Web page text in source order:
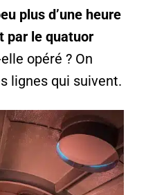
plus d’une heure
par le quatuor
opéré ? On
lignes qui suivent.